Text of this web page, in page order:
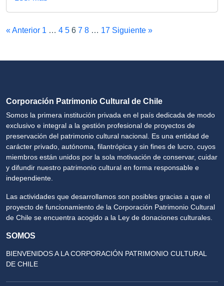
« Anterior 1 … 4 5 6 7 8 … 17 Siguiente »
Corporación Patrimonio Cultural de Chile
Somos la primera institución privada en el país dedicada de modo
exclusivo e integral a la gestión profesional de proyectos de
preservación del patrimonio cultural nacional. Es una entidad de
carácter privado, autónoma, filantrópica y sin fines de lucro, cuyos
miembros están unidos por la sola motivación de conservar, cuidar
y difundir nuestro patrimonio cultural en forma responsable e
independiente.
Las actividades que desarrollamos son posibles gracias a que el
proyecto de funcionamiento de la Corporación Patrimonio Cultural
de Chile se encuentra acogido a la Ley de donaciones culturales.
SOMOS
BIENVENIDOS A LA CORPORACIÓN PATRIMONIO CULTURAL
DE CHILE